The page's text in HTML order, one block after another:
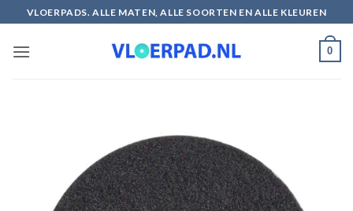
naar
inhoud
VLOERPADS. ALLE MATEN, ALLE SOORTEN EN ALLE KLEUREN
0